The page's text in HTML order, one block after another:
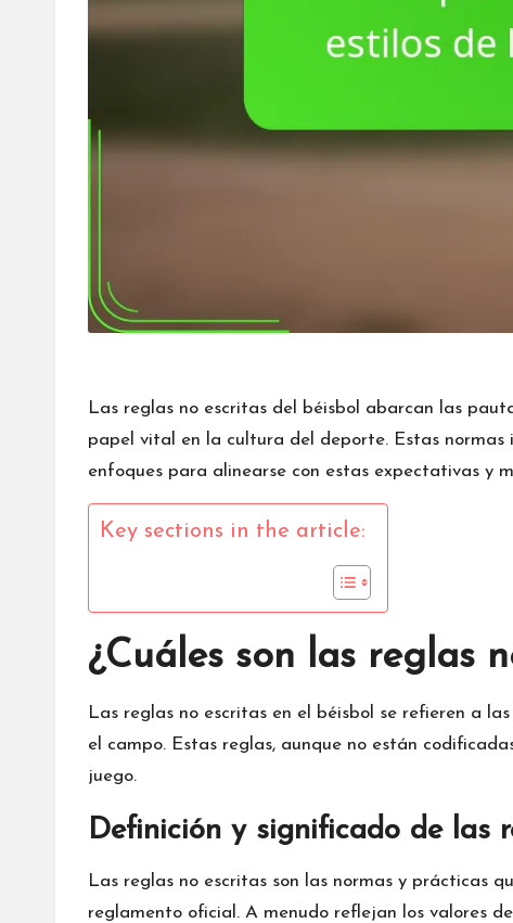
Las reglas no escritas del béisbol abarcan las
papel vital en la cultura del deporte. Estas
enfoques para alinearse con estas expectativas y
Key sections in the article:
¿Cuáles son las reglas
Las reglas no escritas en el béisbol se refieren a
el campo. Estas reglas, aunque no están
juego.
Definición y significado de las
Las reglas no escritas son las normas y prácticas
reglamento oficial. A menudo reflejan los valores